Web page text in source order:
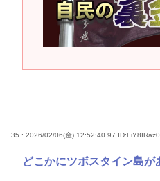
35 : 2026/02/06(金) 12:52:40.97 ID:FiY8IRaz0
どこかにツボスタイン島が